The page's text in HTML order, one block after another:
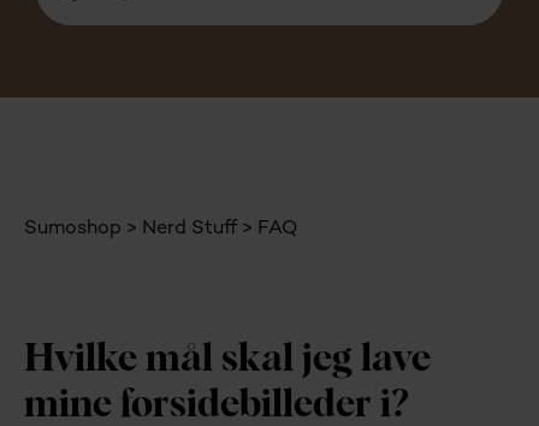
Sumoshop Nerd Stuff FAQ
Hvilke mål skal jeg lave
mine forsidebilleder i?